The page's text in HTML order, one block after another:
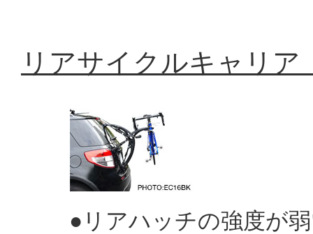
リアサイクルキャリア
●リアハッチの強度が弱